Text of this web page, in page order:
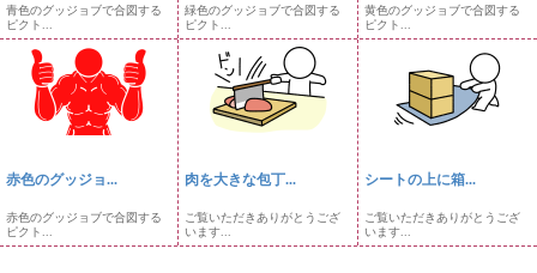
青色のグッジョブで合図する
ピクト...
緑色のグッジョブで合図する
ピクト...
黄色のグッジョブで合図する
ピクト...
赤色のグッジョ...
赤色のグッジョブで合図する
ピクト...
肉を大きな包丁...
ご覧いただきありがとうござ
います...
シートの上に箱...
ご覧いただきありがとうござ
います...